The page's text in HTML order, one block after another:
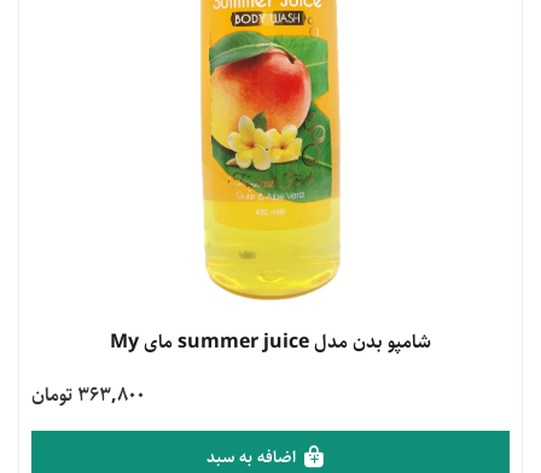
مشاهده محصولشامپو بدن مدل summer juice مای My
363,800 تومان
اضافه به سبد